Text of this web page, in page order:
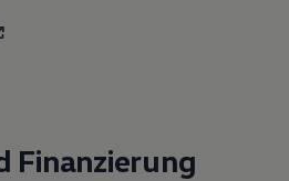
Finanzierung